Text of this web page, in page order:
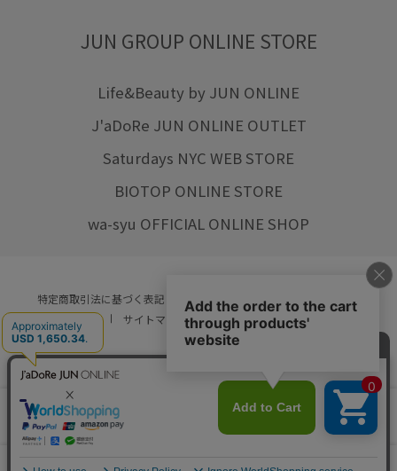
0
JUN GROUP ONLINE STORE
Life&Beauty by JUN ONLINE
J'aDoRe JUN ONLINE OUTLET
Saturdays NYC WEB STORE
BIOTOP ONLINE STORE
wa-syu OFFICIAL ONLINE SHOP
特定商取引法に基づく表記 プライバシーポリシー
会社概要
ご利用規約
サイトマップ リクルート ご利用ガイド
© JUN CO.,LTD. ALL RIGHTS RESERVED.
店舗在庫
をみる
カートに入れる